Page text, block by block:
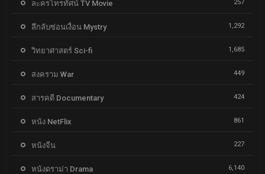
ละครโทรทัศน์ TV Movie 257
ลึกลับซ่อนเงื่อน Mystry 1,292
วิทยาศาสตร์ Sci-fi 1,685
สงคราม War 449
สารคดี Documentary 424
หนัง NetFlix 861
หนังจีน 227
หนังดราม่า Drama 6,140